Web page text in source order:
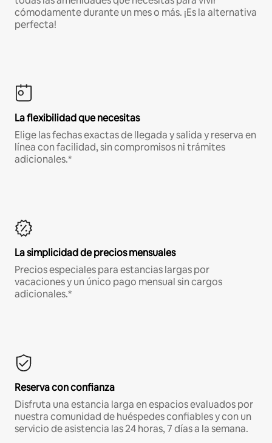
cómodamente durante un mes o más. ¡Es la alternativa
perfecta!
La flexibilidad que necesitas
Elige las fechas exactas de llegada y salida y reserva en
línea con facilidad, sin compromisos ni trámites
adicionales.*
La simplicidad de precios mensuales
Precios especiales para estancias largas por
vacaciones y un único pago mensual sin cargos
adicionales.*
Reserva con confianza
Disfruta una estancia larga en espacios evaluados por
nuestra comunidad de huéspedes confiables y con un
servicio de asistencia las 24 horas, 7 días a la semana.